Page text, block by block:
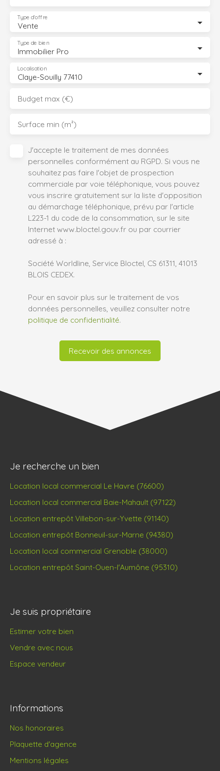
Vente
Type d'offre
Immobilier Pro
Type de bien
Claye-Souilly 77410
Localisation
Budget max (€)
Surface min (m²)
J'accepte le traitement de mes données
personnelles conformément au RGPD. Si vous ne
souhaitez pas faire l'objet de prospection
commerciale par voie téléphonique, vous pouvez
vous inscrire gratuitement sur la liste d'opposition
au démarchage téléphonique, prévu par l'article
L223-1 du code de la consommation, sur le site
Internet www.bloctel.gouv.fr ou par courrier
adressé à :
Société Worldline, Service Bloctel, CS 61311, 41013
BLOIS CEDEX.
Pour en savoir plus sur le traitement de vos
données personnelles, veuillez consulter notre
politique de confidentialité.
Recevoir des annonces
Je recherche un bien
Location local commercial Le Havre (76600)
Location local commercial Baie-Mahault (97122)
Location entrepôt Villebon-sur-Yvette (91140)
Location entrepôt Bonneuil-sur-Marne (94380)
Location local commercial Grenoble (38000)
Location entrepôt Saint-Ouen-l'Aumône (95310)
Je suis propriétaire
Estimer votre bien
Vendre avec nous
Espace vendeur
Informations
Nos honoraires
Plaquette d'agence
Mentions légales